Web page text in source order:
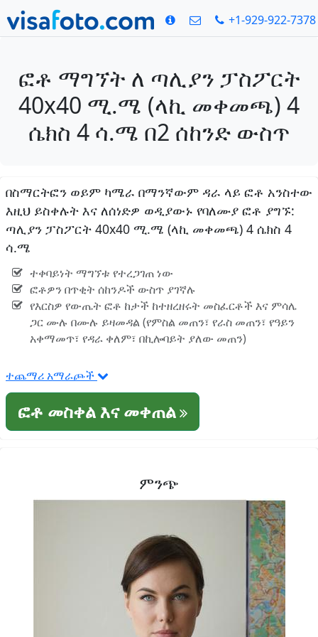
+1-929-922-7378
ፎቶ ማግኘት ለ ጣሊያን ፓስፖርት
40x40 ሚ.ሜ (ላኪ መቀመጫ) 4
ሴክስ 4 ሳ.ሜ በ2 ሰከንድ ውስጥ
በስማርትፎን ወይም ካሜራ በማንኛውም ዳራ ላይ ፎቶ አንስተው
እዚህ ይስቀሉት እና ለሰነድዎ ወዲያውኑ የባለሙያ ፎቶ ያግኙ:
ጣሊያን ፓስፖርት 40x40 ሚ.ሜ (ላኪ መቀመጫ) 4 ሴክስ 4
ሳ.ሜ
ተቀባይነት ማግኘቱ የተረጋገጠ ነው
ፎቶዎን በጥቂት ሰከንዶች ውስጥ ያገኛሉ
የእርስዎ የውጤት ፎቶ ከታች ከተዘረዘሩት መስፈርቶች እና ምሳሌ
ጋር ሙሉ በሙሉ ይዛመዳል (የምስል መጠን፣ የራስ መጠን፣ የዓይን
አቀማመጥ፣ የዳራ ቀለም፣ በኪሎባይት ያለው መጠን)
ተጨማሪ አማራጮች
ፎቶ መስቀል እና መቀጠል
ምንጭ